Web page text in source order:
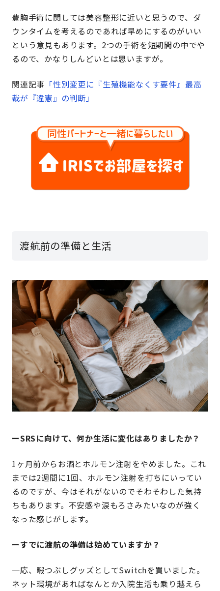
豊胸手術に関しては美容整形に近いと思うので、ダ
ウンタイムを考えるのであれば早めにするのがいい
という意見もあります。2つの手術を短期間の中でや
るので、かなりしんどいとは思いますが。
関連記事 「性別変更に『生殖機能なくす要件』最高
裁が『違憲』の判断」
渡航前の準備と生活
ーSRSに向けて、何か生活に変化はありましたか？
1ヶ月前からお酒とホルモン注射をやめました。これ
までは2週間に1回、ホルモン注射を打ちにいってい
るのですが、今はそれがないのでそわそわした気持
ちもあります。不安感や涙もろさみたいなのが強く
なった感じがします。
ーすでに渡航の準備は始めていますか？
一応、暇つぶしグッズとしてSwitchを買いました。
ネット環境があればなんとか入院生活も乗り越えら